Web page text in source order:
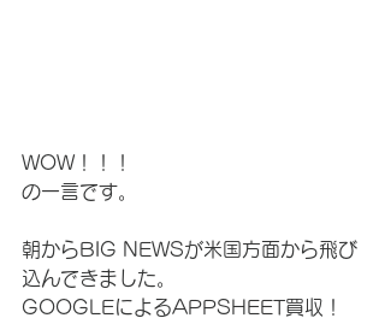
WOW！！！
の一言です。
朝からBIG NEWSが米国方面から飛び
込んできました。
GOOGLEによるAPPSHEET買収！